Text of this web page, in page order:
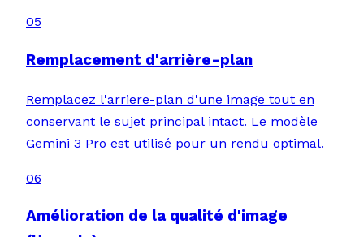
05
Remplacement d'arrière-plan
Remplacez l'arriere-plan d'une image tout en
conservant le sujet principal intact. Le modèle
Gemini 3 Pro est utilisé pour un rendu optimal.
06
Amélioration de la qualité d'image